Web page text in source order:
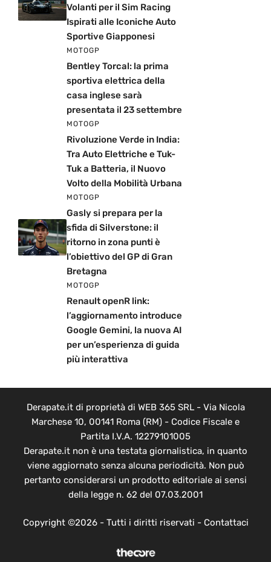
Volanti per il Sim Racing
Ispirati alle Iconiche Auto
Sportive Giapponesi
MOTOGP
Bentley Torcal: la prima
sportiva elettrica della
casa inglese sarà
presentata il 23 settembre
MOTOGP
Rivoluzione Verde in India:
Tra Auto Elettriche e Tuk-
Tuk a Batteria, il Nuovo
Volto della Mobilità Urbana
MOTOGP
Gasly si prepara per la
sfida di Silverstone: il
ritorno in zona punti è
l’obiettivo del GP di Gran
Bretagna
MOTOGP
Renault openR link:
l’aggiornamento introduce
Google Gemini, la nuova AI
per un’esperienza di guida
più interattiva
Derapate.it di proprietà di WEB 365 SRL - Via Nicola
Marchese 10, 00141 Roma (RM) - Codice Fiscale e
Partita I.V.A. 12279101005
Derapate.it non è una testata giornalistica, in quanto
viene aggiornato senza alcuna periodicità. Non può
pertanto considerarsi un prodotto editoriale ai sensi
della legge n. 62 del 07.03.2001
Copyright ©2026 - Tutti i diritti riservati - Contattaci